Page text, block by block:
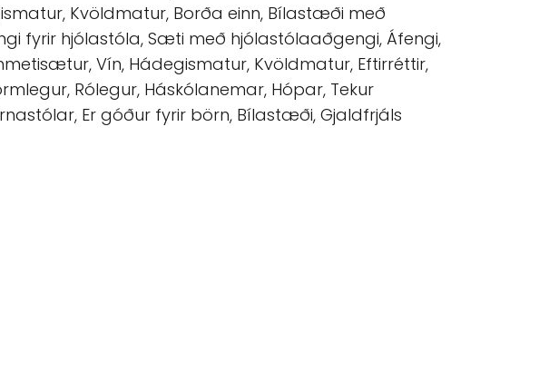
Kvöldmatur, Borða einn, Bílastæði með
fyrir hjólastóla, Sæti með hjólastólaaðgengi, Áfengi,
Vín, Hádegismatur, Kvöldmatur, Eftirréttir,
Rólegur, Háskólanemar, Hópar, Tekur
Er góður fyrir börn, Bílastæði, Gjaldfrjáls